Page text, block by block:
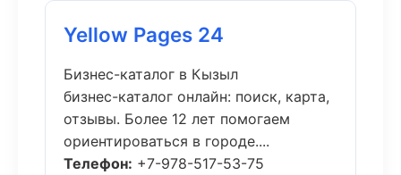
Yellow Pages 24
Бизнес-каталог в Кызыл
бизнес-каталог онлайн: поиск, карта,
отзывы. Более 12 лет помогаем
ориентироваться в городе....
Телефон: +7-978-517-53-75